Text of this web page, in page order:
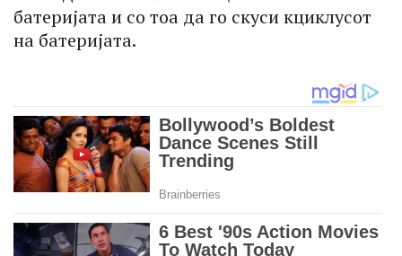
батеријата и со тоа да го скуси кциклусот
на батеријата.